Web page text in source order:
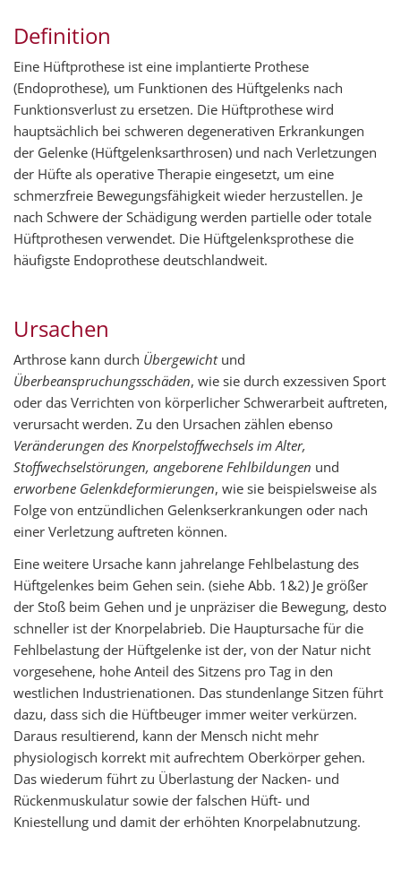
Definition
Eine Hüftprothese ist eine implantierte Prothese
(Endoprothese), um Funktionen des Hüftgelenks nach
Funktionsverlust zu ersetzen. Die Hüftprothese wird
hauptsächlich bei schweren degenerativen Erkrankungen
der Gelenke (Hüftgelenksarthrosen) und nach Verletzungen
der Hüfte als operative Therapie eingesetzt, um eine
schmerzfreie Bewegungsfähigkeit wieder herzustellen. Je
nach Schwere der Schädigung werden partielle oder totale
Hüftprothesen verwendet. Die Hüftgelenksprothese die
häufigste Endoprothese deutschlandweit.
Ursachen
Arthrose kann durch Übergewichtund
Überbeanspruchungsschäden, wie sie durch exzessiven Sport
oder das Verrichten von körperlicher Schwerarbeit auftreten,
verursacht werden. Zu den Ursachen zählen ebenso
Veränderungen des Knorpelstoffwechsels im Alter,
Stoffwechselstörungen, angeborene Fehlbildungen und
erworbene Gelenkdeformierungen, wie sie beispielsweise als
Folge von entzündlichen Gelenkserkrankungen oder nach
einer Verletzung auftreten können.
Eine weitere Ursache kann jahrelange Fehlbelastung des
Hüftgelenkes beim Gehen sein. (siehe Abb. 1&2) Je größer
der Stoß beim Gehen und je unpräziser die Bewegung, desto
schneller ist der Knorpelabrieb. Die Hauptursache für die
Fehlbelastung der Hüftgelenke ist der, von der Natur nicht
vorgesehene, hohe Anteil des Sitzens pro Tag in den
westlichen Industrienationen. Das stundenlange Sitzen führt
dazu, dass sich die Hüftbeuger immer weiter verkürzen.
Daraus resultierend, kann der Mensch nicht mehr
physiologisch korrekt mit aufrechtem Oberkörper gehen.
Das wiederum führt zu Überlastung der Nacken- und
Rückenmuskulatur sowie der falschen Hüft- und
Kniestellung und damit der erhöhten Knorpelabnutzung.